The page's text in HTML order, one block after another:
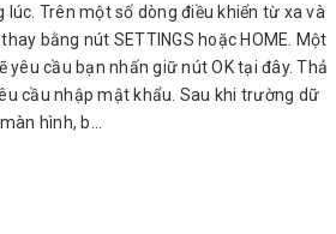
lúc. Trên một số dòng điều khiển từ xa và
bằng nút SETTINGS hoặc HOME. Một
yêu cầu bạn nhấn giữ nút OK tại đây. Thả
cầu nhập mật khẩu. Sau khi trường dữ
hình, b...